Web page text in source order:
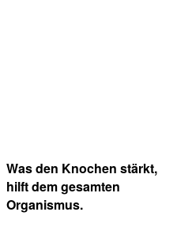
Was den Knochen stärkt,
hilft dem gesamten
Organismus.